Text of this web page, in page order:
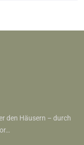
den Häusern – durch